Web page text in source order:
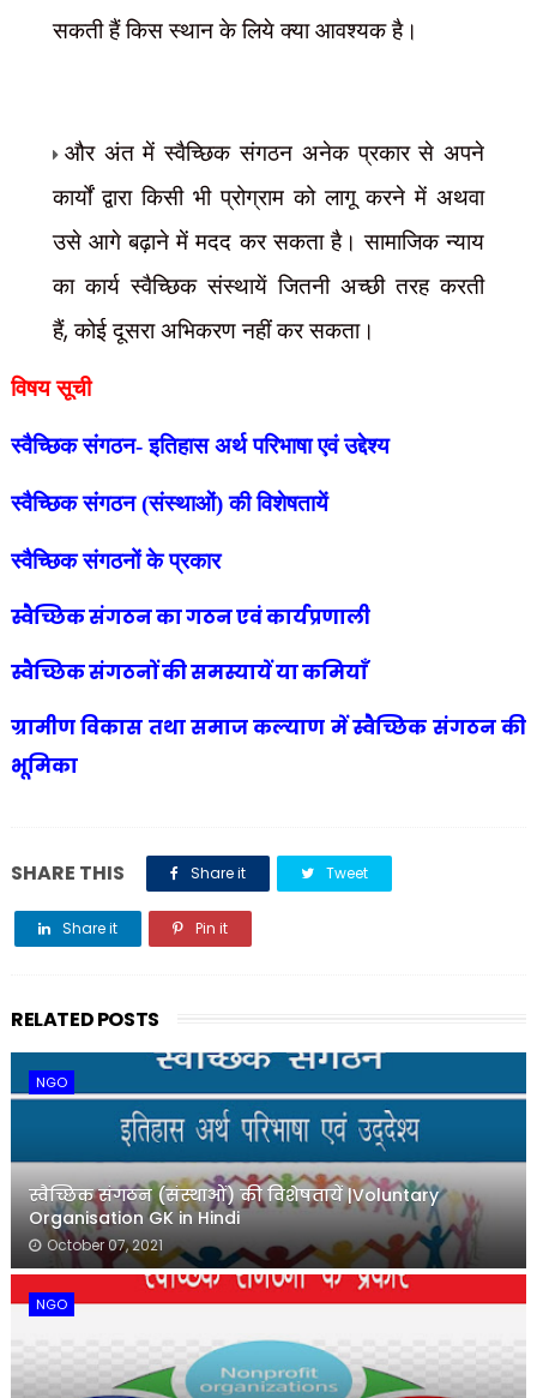
सकती हैं किस स्थान के लिये क्या आवश्यक है।
और अंत में स्वैच्छिक संगठन अनेक प्रकार से अपने
कार्यों द्वारा किसी भी प्रोग्राम को लागू करने में अथवा
उसे आगे बढ़ाने में मदद कर सकता है। सामाजिक न्याय
का कार्य स्वैच्छिक संस्थायें जितनी अच्छी तरह करती
हैं,कोई दूसरा अभिकरण नहीं कर सकता।
विषय सूची
स्वैच्छिक संगठन- इतिहास अर्थ परिभाषा एवं उद्देश्य
स्वैच्छिक संगठन (संस्थाओं) की विशेषतायें
स्वैच्छिक संगठनों के प्रकार
स्वैच्छिक संगठन का गठन एवं कार्यप्रणाली
स्वैच्छिक संगठनों की समस्यायें या कमियाँ
ग्रामीण विकास तथा समाज कल्याण में स्वैच्छिक संगठन की
भूमिका
SHARE THIS Share it Tweet
Share it Pin it
RELATED POSTS
NGO
स्वैच्छिक संगठन (संस्थाओं) की विशेषतायें |Voluntary
Organisation GK in Hindi
October 07, 2021
NGO